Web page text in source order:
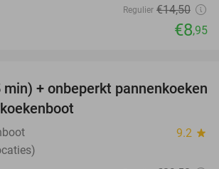
Regulier €14,50
€8,95
30%
min) + onbeperkt pannenkoeken
9.2 star